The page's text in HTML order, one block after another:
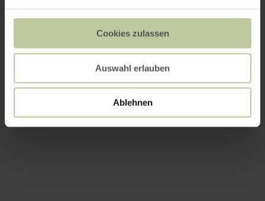
Cookies zulassen
Auswahl erlauben
Ablehnen